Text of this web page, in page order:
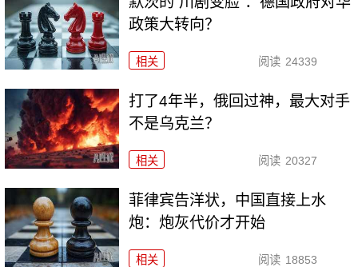
政策大转向？
相关 阅读 24339
打了4年半，俄回过神，最大对手
不是乌克兰？
相关 阅读 20327
菲律宾告洋状，中国直接上水
炮：炮灰代价才开始
相关 阅读 18853